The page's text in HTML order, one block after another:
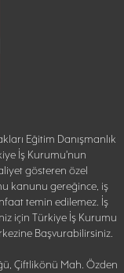
Eğitim Danışmanlık
İş Kurumu'nun
gösteren özel
kanunu gereğince, iş
temin edilemez. İş
için Türkiye İş Kurumu
Başvurabilirsiniz.
Çiftlikönü Mah. Özden